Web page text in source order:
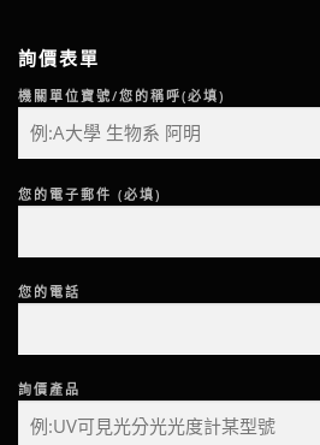
詢價表單
機關單位寶號/您的稱呼(必填)
您的電子郵件 (必填)
您的電話
詢價產品